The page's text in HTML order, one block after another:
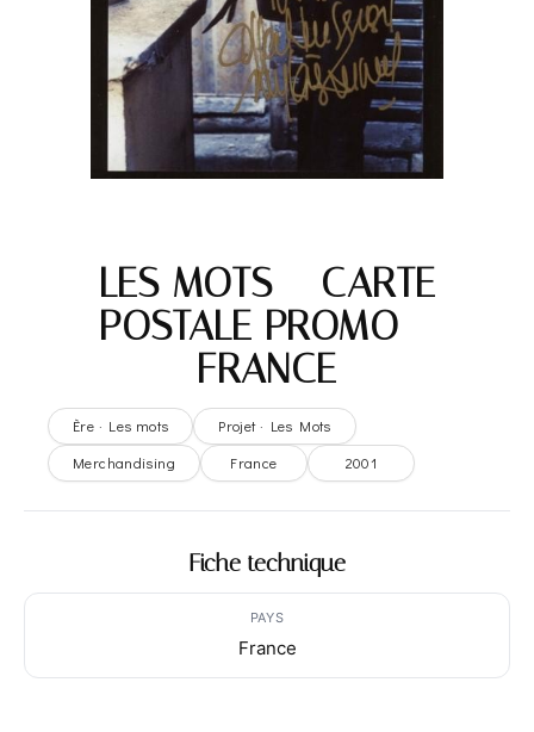
LES MOTS – CARTE
POSTALE PROMO –
FRANCE
Ère · Les mots
Projet · Les Mots
Merchandising
France 2001
Fiche technique
PAYS
France